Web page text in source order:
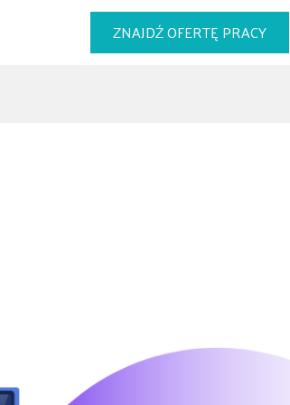
ZNAJDŹ OFERTĘ PRACY